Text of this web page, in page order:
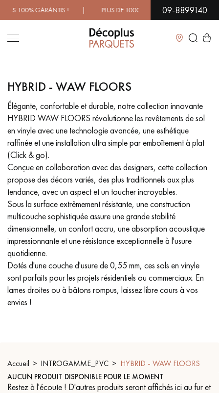
GARANTIS ! | PLUS DE 1000 MODÈLES À DÉCOUVRIR
09-8899140
Fermer
LES RECHERCHES LES PLUS COURANTES
PARQUET MASSIF
PARQUET CONTRECOLLÉ -
FLOTTANT
SOL PLAQUÉ BOIS VERITABLES
PARQUET EN BOIS EXOTIQUE PARQUET VERNIS
PARQUET HUILÉ PARQUET EN BOIS BRUT
PARQUET VIEILLI PARQUET EN CHÊNE FUMÉ
PARQUET LAMES LARGES XXL
ACCESSOIRES PARQUET
D'INTÉRIEUR
HYBRID - WAW FLOORS
Élégante, confortable et durable, notre collection innovante
HYBRID WAW FLOORS révolutionne les revêtements de sol
en vinyle avec une technologie avancée, une esthétique
raffinée et une installation ultra simple par emboîtement à plat
(Click & go).
Conçue en collaboration avec des designers, cette collection
propose des décors variés, des plus traditionnels aux plus
tendance, avec un aspect et un toucher incroyables.
Sous la surface extrêmement résistante, une construction
multicouche sophistiquée assure une grande stabilité
dimensionnelle, un confort accru, une absorption acoustique
impressionnante et une résistance exceptionnelle à l'usure
quotidienne.
Dotés d'une couche d'usure de 0,55 mm, ces sols en vinyle
sont parfaits pour les projets résidentiels ou commerciaux. En
lames droites ou à bâtons rompus, laissez libre cours à vos
envies !
Accueil INTROGAMME_PVC HYBRID - WAW FLOORS
AUCUN PRODUIT DISPONIBLE POUR LE MOMENT
Restez à l'écoute ! D'autres produits seront affichés ici au fur et